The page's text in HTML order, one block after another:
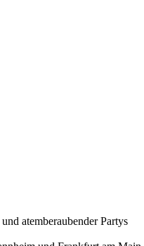
atemberaubender Partys